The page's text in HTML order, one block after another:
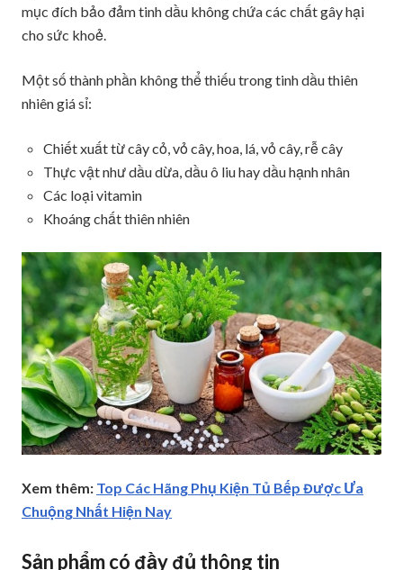
mục đích bảo đảm tinh dầu không chứa các chất gây hại
cho sức khoẻ.
Một số thành phần không thể thiếu trong tinh dầu thiên
nhiên giá sỉ:
Chiết xuất từ cây cỏ, vỏ cây, hoa, lá, vỏ cây, rễ cây
Thực vật như dầu dừa, dầu ô liu hay dầu hạnh nhân
Các loại vitamin
Khoáng chất thiên nhiên
Xem thêm: Top Các Hãng Phụ Kiện Tủ Bếp Được Ưa
Chuộng Nhất Hiện Nay
Sản phẩm có đầy đủ thông tin